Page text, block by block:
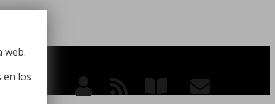
higiene
web.
en los